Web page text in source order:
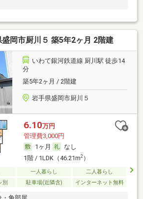
岡市厨川５ 築5年2ヶ月 2階建
いわて銀河鉄道線 厨川駅 徒歩14
分
築5年2ヶ月 / 2階建
岩手県盛岡市厨川５
6.10万円
管理費3,000円
1ヶ月
なし
1階 / 1LDK（46.21m2）
一人暮らし
二人暮らし
別
駐車場(近隣含) インターネット無料